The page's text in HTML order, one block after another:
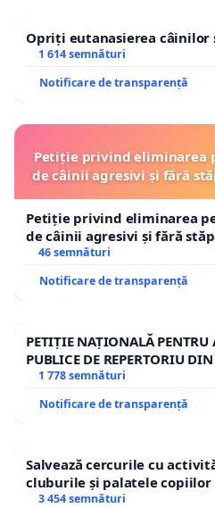
Opriți eutanasierea câinilor
1 614 semnături
Notificare de transparență
Petiție privind eliminarea
de câinii agresivi și fără
Petiție privind eliminarea
de câinii agresivi și fără
46 semnături
Notificare de transparență
PETIȚIE NAȚIONALĂ PENTRU
PUBLICE DE REPERTORIU
1 778 semnături
Notificare de transparență
Salvează cercurile cu
cluburile și palatele copiilor
3 454 semnături